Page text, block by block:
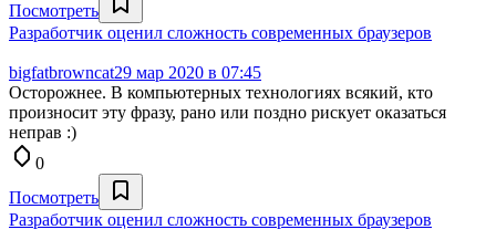
Посмотреть
Разработчик оценил сложность современных браузеров
bigfatbrowncat29 мар 2020 в 07:45
Осторожнее. В компьютерных технологиях всякий, кто
произносит эту фразу, рано или поздно рискует оказаться
неправ :)
0
Посмотреть
Разработчик оценил сложность современных браузеров